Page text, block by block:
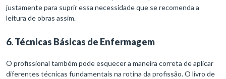
justamente para suprir essa necessidade que se recomenda a
leitura de obras assim.
6. Técnicas Básicas de Enfermagem
O profissional também pode esquecer a maneira correta de aplicar
diferentes técnicas fundamentais na rotina da profissão. O livro de